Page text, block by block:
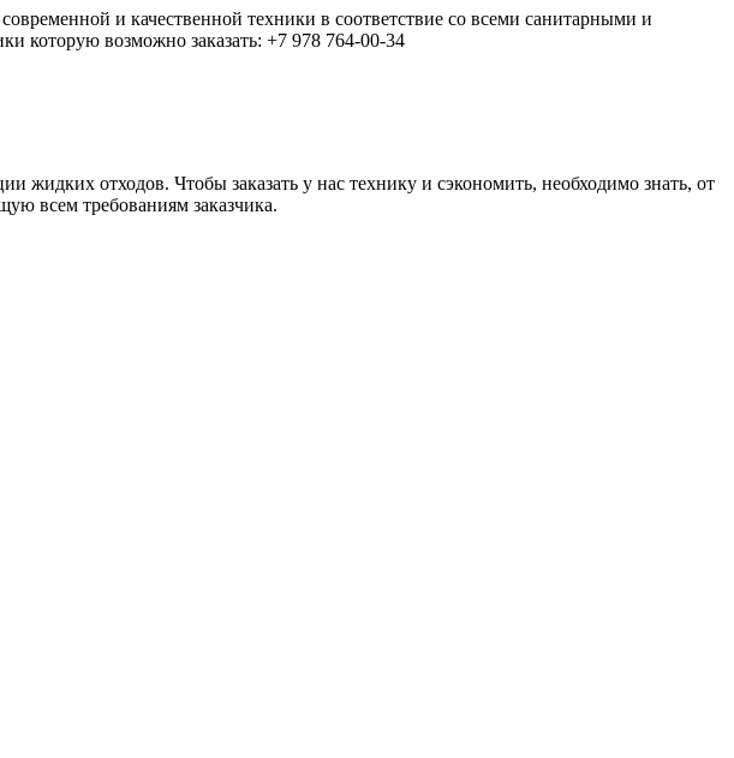
и качественной техники в соответствие со всеми санитарными и
которую возможно заказать: +7 978 764-00-34
отходов. Чтобы заказать у нас технику и сэкономить, необходимо знать, от
всем требованиям заказчика.